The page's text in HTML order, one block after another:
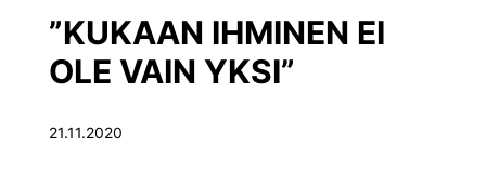
”KUKAAN IHMINEN EI
OLE VAIN YKSI”
21.11.2020